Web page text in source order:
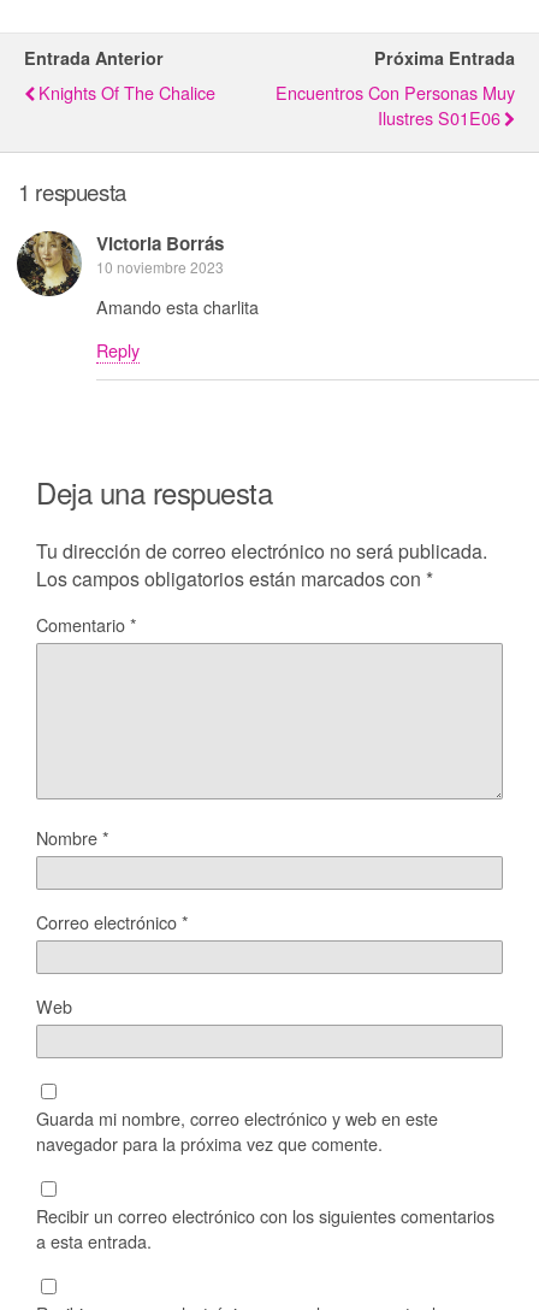
Entrada Anterior
Knights Of The Chalice
Próxima Entrada
Encuentros Con Personas Muy
Ilustres S01E06
1 respuesta
Victoria Borrás
10 noviembre 2023
Amando esta charlita ️️
Reply
Deja una respuesta
Tu dirección de correo electrónico no será publicada.
Los campos obligatorios están marcados con *
Comentario*
Nombre*
Correo electrónico*
Web
Guarda mi nombre, correo electrónico y web en este
navegador para la próxima vez que comente.
Recibir un correo electrónico con los siguientes comentarios
a esta entrada.